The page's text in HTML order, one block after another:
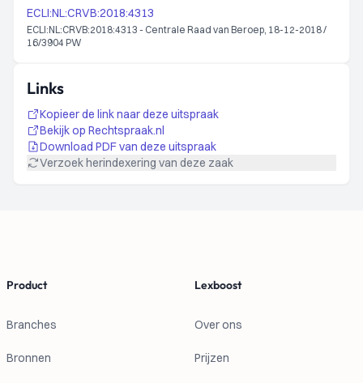
ECLI:NL:CRVB:2018:4313
ECLI:NL:CRVB:2018:4313 - Centrale Raad van Beroep, 18-12-2018 /
16/3904 PW
Links
Kopieer de link naar deze uitspraak
Bekijk op Rechtspraak.nl
Download PDF van deze uitspraak
Verzoek herindexering van deze zaak
Product
Branches
Bronnen
Lexboost
Over ons
Prijzen